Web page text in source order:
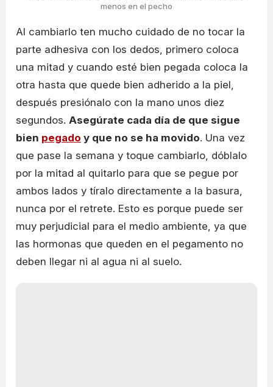
menos en el pecho
Al cambiarlo ten mucho cuidado de no tocar la
parte adhesiva con los dedos, primero coloca
una mitad y cuando esté bien pegada coloca la
otra hasta que quede bien adherido a la piel,
después presiónalo con la mano unos diez
segundos. Asegúrate cada día de que sigue
bien pegado y que no se ha movido. Una vez
que pase la semana y toque cambiarlo, dóblalo
por la mitad al quitarlo para que se pegue por
ambos lados y tíralo directamente a la basura,
nunca por el retrete. Esto es porque puede ser
muy perjudicial para el medio ambiente, ya que
las hormonas que queden en el pegamento no
deben llegar ni al agua ni al suelo.